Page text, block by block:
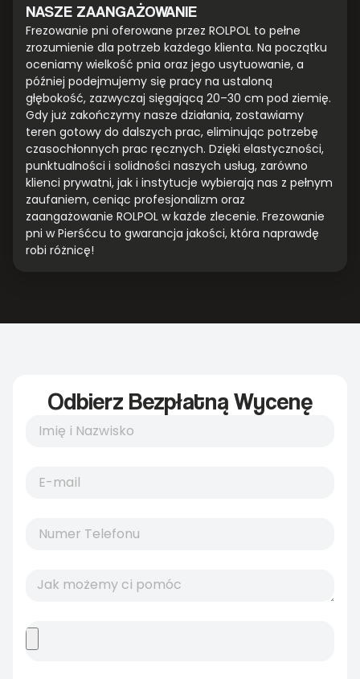
NASZE ZAANGAŻOWANIE
Frezowanie pni oferowane przez ROLPOL to pełne
zrozumienie dla potrzeb każdego klienta. Na początku
oceniamy wielkość pnia oraz jego usytuowanie, a
później podejmujemy się pracy na ustaloną
głębokość, zazwyczaj sięgającą 20–30 cm pod ziemię.
Gdy już zakończymy nasze działania, zostawiamy
teren gotowy do dalszych prac, eliminując potrzebę
czasochłonnych prac ręcznych. Dzięki elastyczności,
punktualności i solidności naszych usług, zarówno
klienci prywatni, jak i instytucje wybierają nas z pełnym
zaufaniem, ceniąc profesjonalizm oraz
zaangażowanie ROLPOL w każde zlecenie. Frezowanie
pni w Pierśćcu to gwarancja jakości, która naprawdę
robi różnicę!
Odbierz Bezpłatną Wycenę